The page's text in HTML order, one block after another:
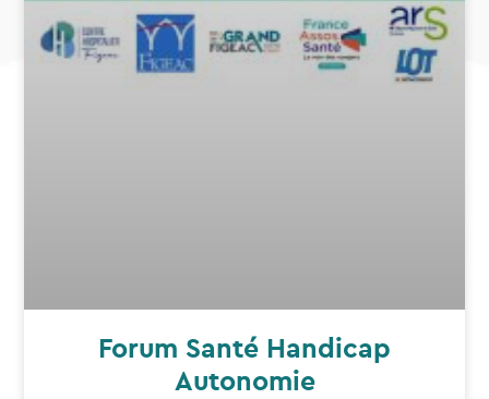
Forum Santé Handicap
Autonomie